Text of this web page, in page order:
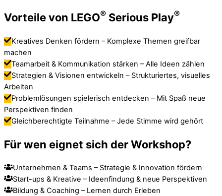
Vorteile von LEGO® Serious Play®
Kreatives Denken fördern – Komplexe Themen greifbar
machen
Teamarbeit & Kommunikation stärken – Alle Ideen zählen
Strategien & Visionen entwickeln – Strukturiertes, visuelles
Arbeiten
Problemlösungen spielerisch entdecken – Mit Spaß neue
Perspektiven finden
Gleichberechtigte Teilnahme – Jede Stimme wird gehört
Für wen eignet sich der Workshop?
Unternehmen & Teams – Strategie & Innovation fördern
Start-ups & Kreative – Ideenfindung & neue Perspektiven
Bildung & Coaching – Lernen durch Erleben